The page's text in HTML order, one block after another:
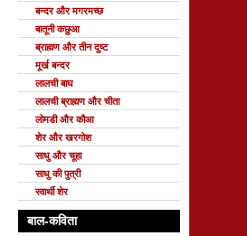
बन्दर और मगरमच्छ
बातूनी कछुआ
ब्राह्मण और तीन दुष्ट
मूर्ख बन्दर
लालची बाघ
लालची ब्राह्मण और चीता
लोमडी और कौआ
शेर और खरगोश
साधु और चूहा
साधु की पुत्री
स्वार्थी शेर
बाल-कविता